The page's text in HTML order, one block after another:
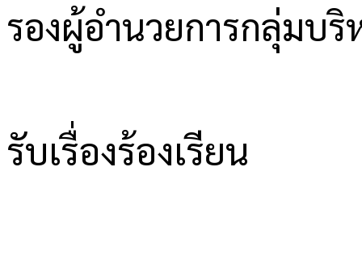
รองผู้อำนวยการกลุ่มบ
รับเรื่องร้องเรียน